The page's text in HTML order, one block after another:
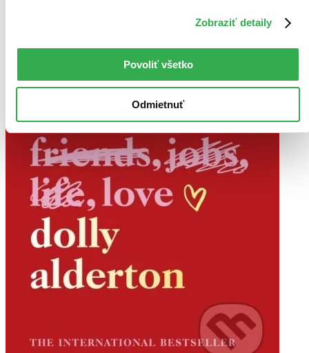
Zobraziť detaily
Povoliť všetko
Odmietnuť